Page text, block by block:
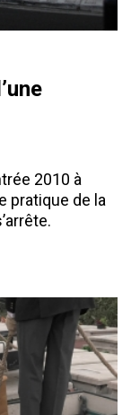
2010 à
pratique de la